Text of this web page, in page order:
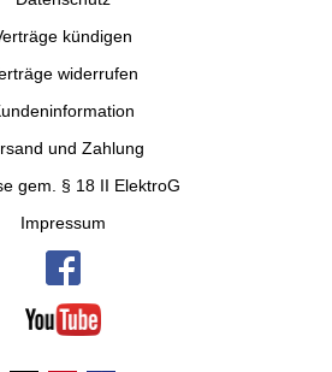
kündigen
widerrufen
und Zahlung
gem. § 18 II ElektroG
Impressum